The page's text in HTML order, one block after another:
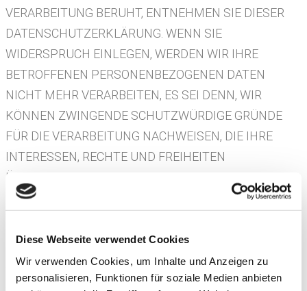
Diese Webseite verwendet Cookies
Wir verwenden Cookies, um Inhalte und Anzeigen zu
personalisieren, Funktionen für soziale Medien anbieten
VERARBEITUNG BERUHT, ENTNEHMEN SIE DIESER
DATENSCHUTZERKLÄRUNG. WENN SIE
WIDERSPRUCH EINLEGEN, WERDEN WIR IHRE
BETROFFENEN PERSONENBEZOGENEN DATEN
NICHT MEHR VERARBEITEN, ES SEI DENN, WIR
KÖNNEN ZWINGENDE SCHUTZWÜRDIGE GRÜNDE
FÜR DIE VERARBEITUNG NACHWEISEN, DIE IHRE
INTERESSEN, RECHTE UND FREIHEITEN
ÜBERWIEGEN ODER DIE VERARBEITUNG DIENT DER
GELTENDMACHUNG, AUSÜBUNG ODER
(WIDERSPRUCH NACH ART. 21 ABS. 1 DSGVO).
WERDEN IHRE PERSONENBEZOGENEN DATEN